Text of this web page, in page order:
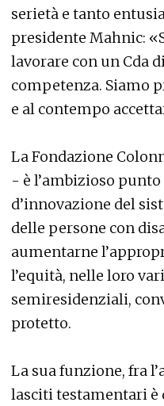
serietà e tanto
presidente Mahnic:
lavorare con un Cda
competenza. Siamo
e al contempo
La Fondazione
- è l’ambizioso
d’innovazione del
delle persone con
aumentarne
l’equità, nelle loro
semiresidenziali,
protetto.
La sua funzione, fra
lasciti testamentari è